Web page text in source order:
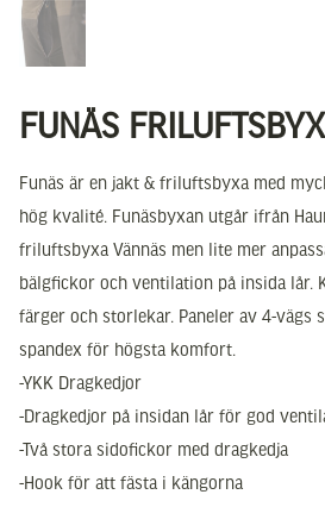
FUNÄS
Funäs är en jakt & friluftsbyxa med
hög kvalité. Funäsbyxan utgår ifrån
friluftsbyxa Vännäs men lite mer
bälgfickor och ventilation på insida lår.
färger och storlekar. Paneler av 4-vägs
spandex för högsta komfort.
-YKK Dragkedjor
-Dragkedjor på insidan lår för god
-Två stora sidofickor med dragkedja
-Hook för att fästa i kängorna